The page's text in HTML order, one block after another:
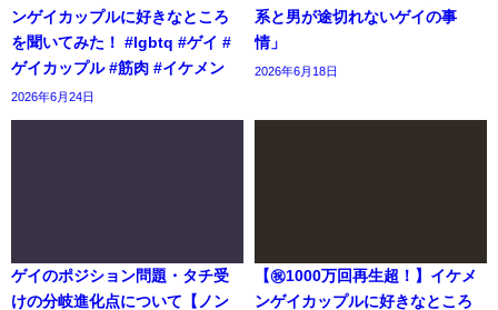
ンゲイカップルに好きなところ
を聞いてみた！ #lgbtq #ゲイ #
ゲイカップル #筋肉 #イケメン
2026年6月24日
系と男が途切れないゲイの事
情」
2026年6月18日
ゲイのポジション問題・タチ受
けの分岐進化点について【ノン
【㊗️1000万回再生超！】イケメ
ンゲイカップルに好きなところ